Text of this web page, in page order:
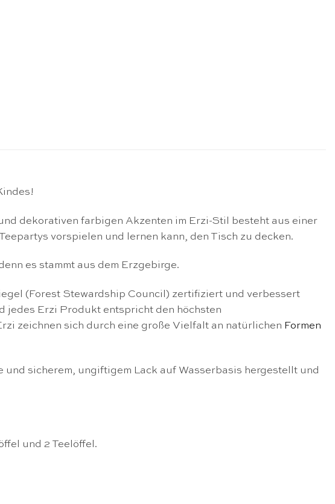
dekorativen farbigen Akzenten im Erzi-Stil besteht aus einer
vorspielen und lernen kann, den Tisch zu decken.
es stammt aus dem Erzgebirge.
(Forest Stewardship Council) zertifiziert und verbessert
jedes Erzi Produkt entspricht den höchsten
zeichnen sich durch eine große Vielfalt an natürlichen Formen
sicherem, ungiftigem Lack auf Wasserbasis hergestellt und
und 2 Teelöffel.